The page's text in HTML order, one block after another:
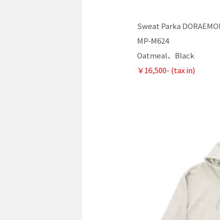
Sweat Parka
MP-M624
Oatmeal、Black
￥16,500- (tax in)